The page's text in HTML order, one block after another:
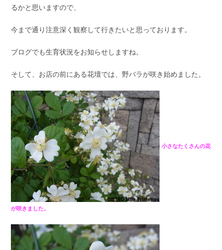
るかと思いますので、
今まで通り注意深く観察して行きたいと思っております。
ブログでも生育状況をお知らせしますね。
そして、お店の前にある花壇では、野バラが咲き始めました。
小さなたくさんの花
が咲きました。